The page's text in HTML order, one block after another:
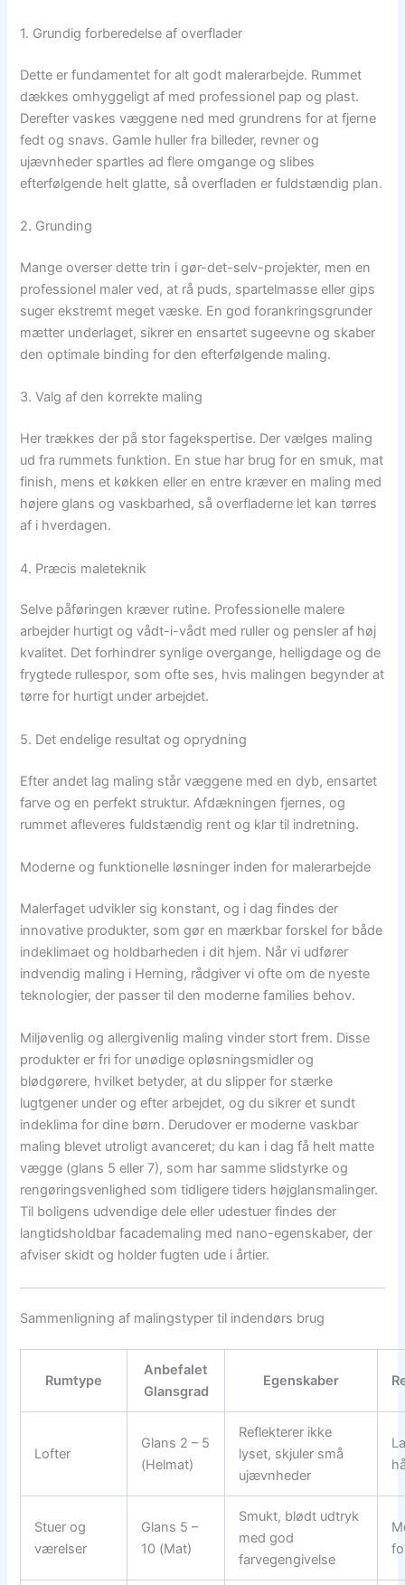
1. Grundig forberedelse af overflader
Dette er fundamentet for alt godt malerarbejde. Rummet
dækkes omhyggeligt af med professionel pap og plast.
Derefter vaskes væggene ned med grundrens for at fjerne
fedt og snavs. Gamle huller fra billeder, revner og
ujævnheder spartles ad flere omgange og slibes
efterfølgende helt glatte, så overfladen er fuldstændig plan.
2. Grunding
Mange overser dette trin i gør-det-selv-projekter, men en
professionel maler ved, at rå puds, spartelmasse eller gips
suger ekstremt meget væske. En god forankringsgrunder
mætter underlaget, sikrer en ensartet sugeevne og skaber
den optimale binding for den efterfølgende maling.
3. Valg af den korrekte maling
Her trækkes der på stor fagekspertise. Der vælges maling
ud fra rummets funktion. En stue har brug for en smuk, mat
finish, mens et køkken eller en entre kræver en maling med
højere glans og vaskbarhed, så overfladerne let kan tørres
af i hverdagen.
4. Præcis maleteknik
Selve påføringen kræver rutine. Professionelle malere
arbejder hurtigt og vådt-i-vådt med ruller og pensler af høj
kvalitet. Det forhindrer synlige overgange, helligdage og de
frygtede rullespor, som ofte ses, hvis malingen begynder at
tørre for hurtigt under arbejdet.
5. Det endelige resultat og oprydning
Efter andet lag maling står væggene med en dyb, ensartet
farve og en perfekt struktur. Afdækningen fjernes, og
rummet afleveres fuldstændig rent og klar til indretning.
Moderne og funktionelle løsninger inden for malerarbejde
Malerfaget udvikler sig konstant, og i dag findes der
innovative produkter, som gør en mærkbar forskel for både
indeklimaet og holdbarheden i dit hjem. Når vi udfører
indvendig maling i Herning, rådgiver vi ofte om de nyeste
teknologier, der passer til den moderne families behov.
Miljøvenlig og allergivenlig maling vinder stort frem. Disse
produkter er fri for unødige opløsningsmidler og
blødgørere, hvilket betyder, at du slipper for stærke
lugtgener under og efter arbejdet, og du sikrer et sundt
indeklima for dine børn. Derudover er moderne vaskbar
maling blevet utroligt avanceret; du kan i dag få helt matte
vægge (glans 5 eller 7), som har samme slidstyrke og
rengøringsvenlighed som tidligere tiders højglansmalinger.
Til boligens udvendige dele eller udestuer findes der
langtidsholdbar facademaling med nano-egenskaber, der
afviser skidt og holder fugten ude i årtier.
Sammenligning af malingstyper til indendørs brug
Rumtype
Anbefalet
Glansgrad
Egenskaber
Lofter
Glans 2 – 5
(Helmat)
Reflekterer ikke
lyset, skjuler små
ujævnheder
Stuer og
værelser
Glans 5 –
10 (Mat)
Smukt, blødt udtryk
med god
farvegengivelse